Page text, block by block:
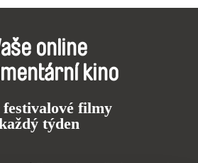
online
kino
festivalové filmy
týden